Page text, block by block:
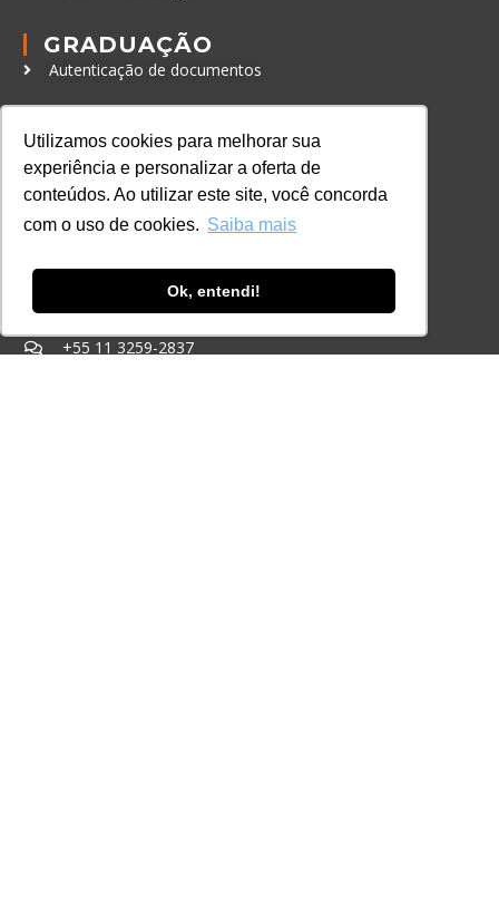
Utilizamos cookies para melhorar sua
experiência e personalizar a oferta de
conteúdos. Ao utilizar este site, você concorda
com o uso de cookies. Saiba mais
Ok, entendi!
GRADUAÇÃO
Autenticação de documentos
CERTIFICAÇÕES
Online
In Company
Eventos
Certificações
+55 11 3259-2837